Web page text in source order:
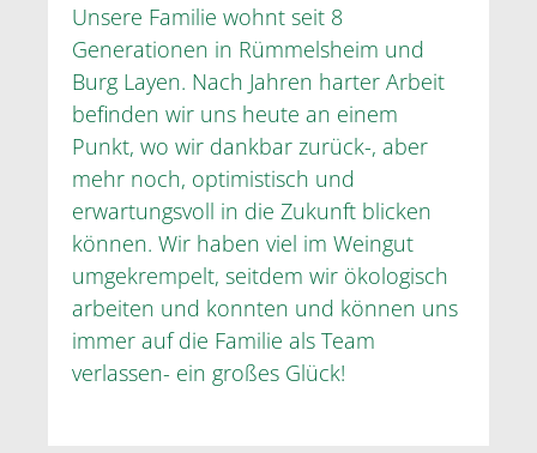
Unsere Familie wohnt seit 8
Generationen in Rümmelsheim und
Burg Layen. Nach Jahren harter Arbeit
befinden wir uns heute an einem
Punkt, wo wir dankbar zurück-, aber
mehr noch, optimistisch und
erwartungsvoll in die Zukunft blicken
können. Wir haben viel im Weingut
umgekrempelt, seitdem wir ökologisch
arbeiten und konnten und können uns
immer auf die Familie als Team
verlassen- ein großes Glück!